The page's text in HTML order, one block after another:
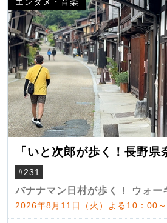
「いと次郎が歩く！長野県
#231
バナナマン日村が歩く！ ウォー
2026年8月11日（火）よる10：00